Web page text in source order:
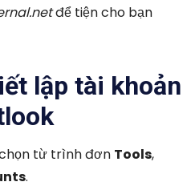
để tiện cho bạn
lập tài khoản
từ trình đơn Tools,
.